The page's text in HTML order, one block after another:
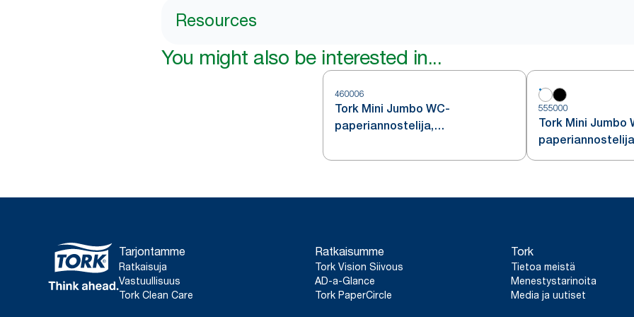
Resources
You might also be interested in...
460006
Tork Mini Jumbo WC-
paperiannostelija,
555000
Tork Mini Jumbo
Tarjontamme
Ratkaisuja
Vastuullisuus
Tork Clean Care
Ratkaisumme
Tork Vision Siivous
AD-a-Glance
Tork PaperCircle
Tork
Tietoa meistä
Menestystarinoita
Media ja uutiset